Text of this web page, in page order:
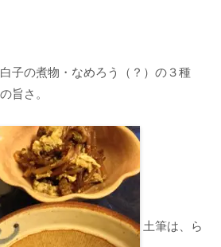
子の煮物・なめろう（？）の３種
旨さ。
土筆は、ら